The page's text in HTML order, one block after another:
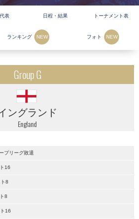
表 日程・結果 トーナメント表
ランキング NEW フォト NEW
Group G
ングランド
England
プリーグ敗退
16
8
8
16